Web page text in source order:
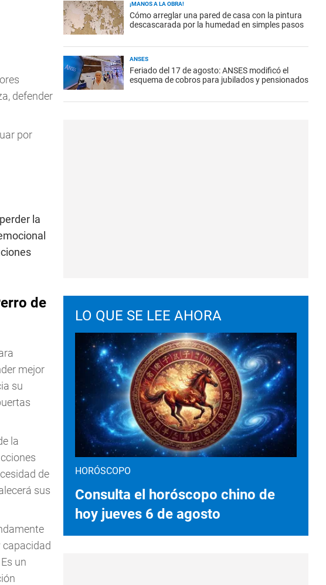
defender
por
la
de
mejor
su
la
de
sus
capacidad
un
¡MANOS A LA OBRA!
Cómo arreglar una pared de casa con la pintura
descascarada por la humedad en simples pasos
ANSES
Feriado del 17 de agosto: ANSES modificó el
esquema de cobros para jubilados y pensionados
LO QUE SE LEE AHORA
HORÓSCOPO
Consulta el horóscopo chino de
hoy jueves 6 de agosto